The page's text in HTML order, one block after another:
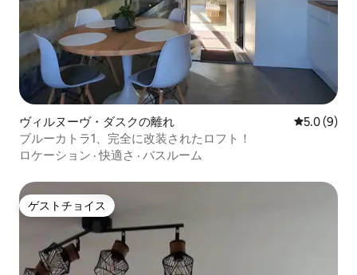
ヴィルヌーヴ・ダスクの離れ レビュー9
5.0 (9)
ブルーカトラ1、完全に改装されたロフト！
ロケーション ·快適さ · バスルーム
ゲストチョイス
ゲストチョイス